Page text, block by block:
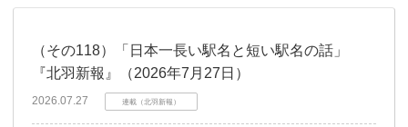
（その118）「日本一長い駅名と短い駅名の話」
『北羽新報』（2026年7月27日）
2026.07.27 連載（北羽新報）